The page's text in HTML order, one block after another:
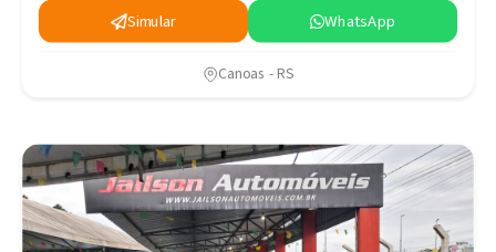
Simular WhatsApp
Canoas - RS